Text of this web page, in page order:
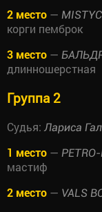
2 место —
корги пемброк
3 место —
длинношерстная
Группа 2
Судья: Лариса
1 место —
мастиф
2 место — VALS